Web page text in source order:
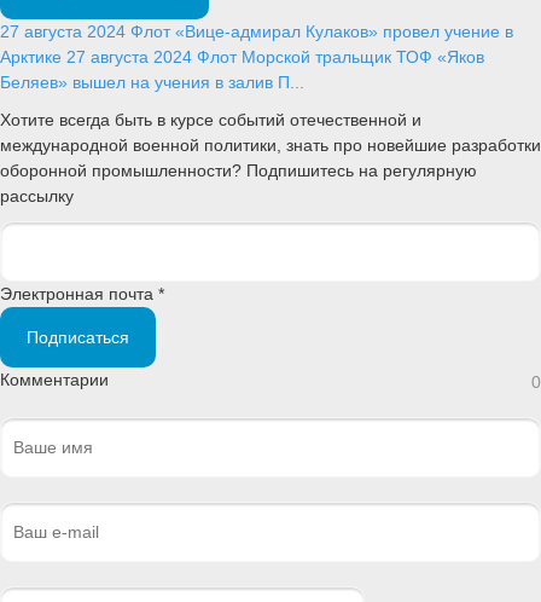
27 августа 2024 Флот «Вице-адмирал Кулаков» провел учение в
Арктике 27 августа 2024 Флот Морской тральщик ТОФ «Яков
Беляев» вышел на учения в залив П...
Хотите всегда быть в курсе событий отечественной и
международной военной политики, знать про новейшие разработки
оборонной промышленности? Подпишитесь на регулярную
рассылку
Электронная почта *
Подписаться
Комментарии 0